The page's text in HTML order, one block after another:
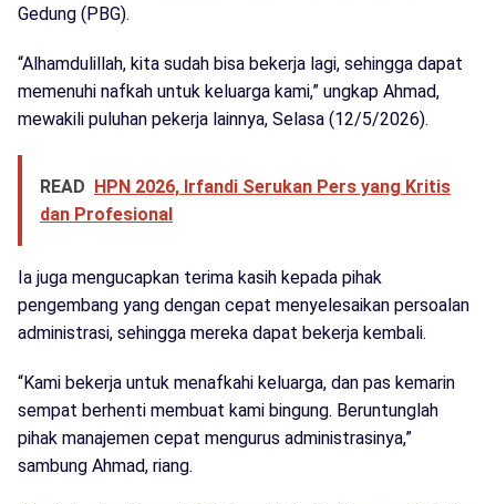
Gedung (PBG).
“Alhamdulillah, kita sudah bisa bekerja lagi, sehingga dapat
memenuhi nafkah untuk keluarga kami,” ungkap Ahmad,
mewakili puluhan pekerja lainnya, Selasa (12/5/2026).
READ HPN 2026, Irfandi Serukan Pers yang Kritis
dan Profesional
Ia juga mengucapkan terima kasih kepada pihak
pengembang yang dengan cepat menyelesaikan persoalan
administrasi, sehingga mereka dapat bekerja kembali.
“Kami bekerja untuk menafkahi keluarga, dan pas kemarin
sempat berhenti membuat kami bingung. Beruntunglah
pihak manajemen cepat mengurus administrasinya,”
sambung Ahmad, riang.